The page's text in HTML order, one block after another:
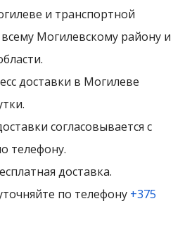
и транспортной
Могилевскому району и
доставки в Могилеве
согласовывается с
телефону.
доставка.
по телефону +375